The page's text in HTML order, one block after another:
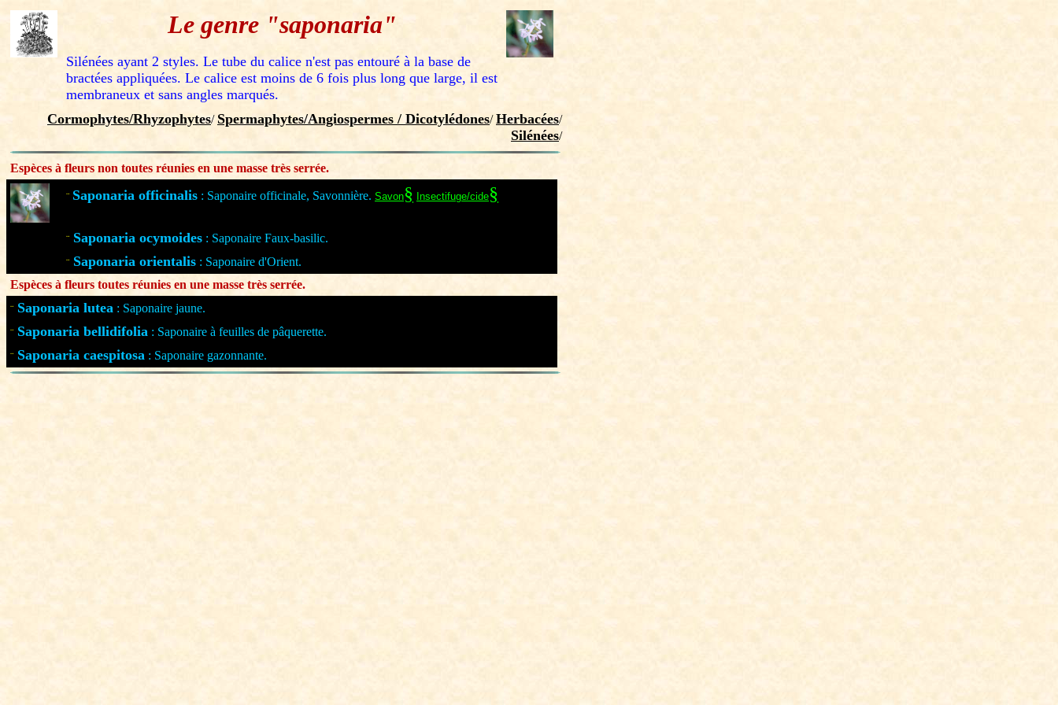
Le genre "saponaria"
Silénées ayant 2 styles. Le tube du calice n'est pas entouré à la base de
bractées appliquées. Le calice est moins de 6 fois plus long que large, il est
membraneux et sans angles marqués.
Cormophytes/Rhyzophytes/ Spermaphytes/Angiospermes / Dicotylédones/Herbacées/
Silénées/
Espèces à fleurs non toutes réunies en une masse très serrée.
¨ Saponaria officinalis : Saponaire officinale, Savonnière. Savon§ Insectifuge/cide§
¨ Saponaria ocymoides : Saponaire Faux-basilic.
¨ Saponaria orientalis : Saponaire d'Orient.
Espèces à fleurs toutes réunies en une masse très serrée.
¨ Saponaria lutea : Saponaire jaune.
¨ Saponaria bellidifolia : Saponaire à feuilles de pâquerette.
¨ Saponaria caespitosa : Saponaire gazonnante.